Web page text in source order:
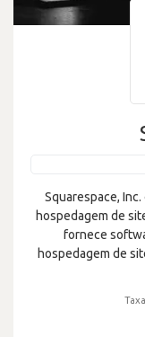
Squarespace,
hospedagem de
fornece
hospedagem de